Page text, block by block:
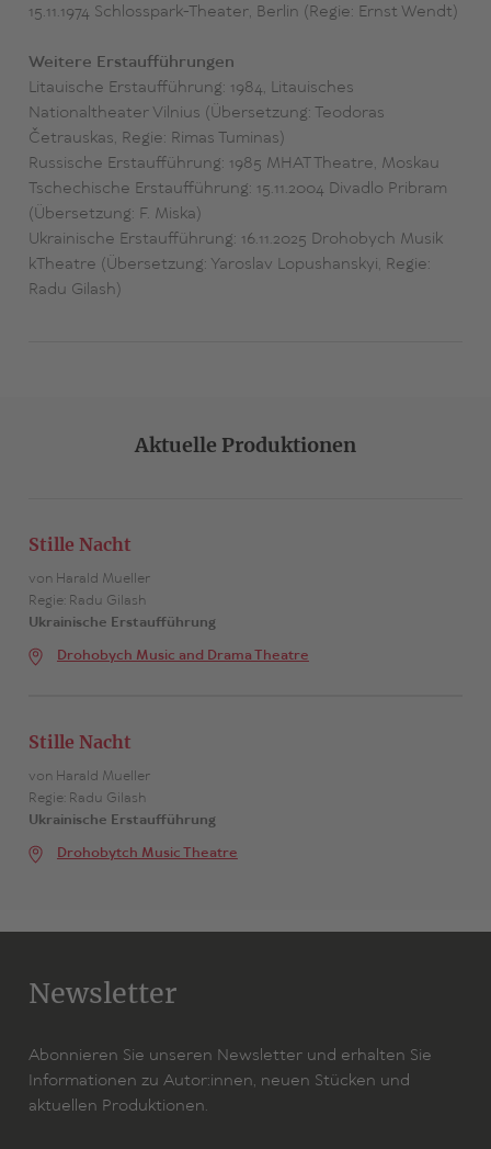
15.11.1974 Schlosspark-Theater, Berlin (Regie: Ernst Wendt)
Weitere Erstaufführungen
Litauische Erstaufführung: 1984, Litauisches
Nationaltheater Vilnius (Übersetzung: Teodoras
Četrauskas, Regie: Rimas Tuminas)
Russische Erstaufführung: 1985 MHAT Theatre, Moskau
Tschechische Erstaufführung: 15.11.2004 Divadlo Pribram
(Übersetzung: F. Miska)
Ukrainische Erstaufführung: 16.11.2025 Drohobych Musik
kTheatre (Übersetzung: Yaroslav Lopushanskyi, Regie:
Radu Gilash)
Aktuelle Produktionen
Stille Nacht
von Harald Mueller
Regie: Radu Gilash
Ukrainische Erstaufführung
Drohobych Music and Drama Theatre
Stille Nacht
von Harald Mueller
Regie: Radu Gilash
Ukrainische Erstaufführung
Drohobytch Music Theatre
Newsletter
Abonnieren Sie unseren Newsletter und erhalten Sie
Informationen zu Autor:innen, neuen Stücken und
aktuellen Produktionen.